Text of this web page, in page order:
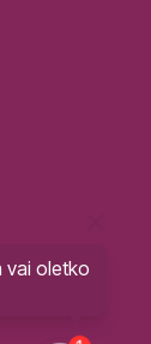
vai oletko